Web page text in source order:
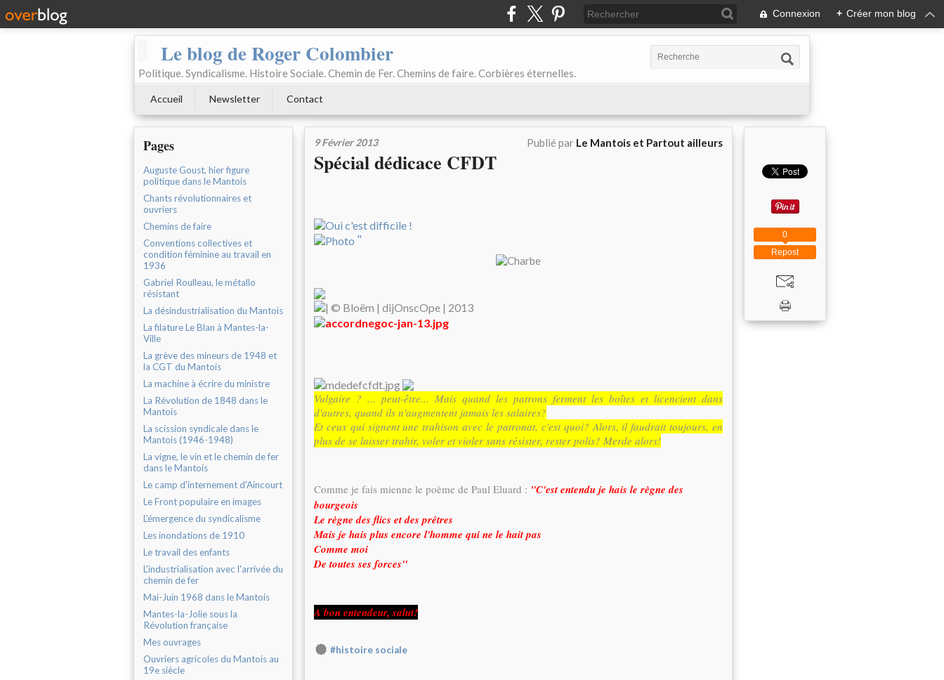
Connexion + Créer mon blog
Le blog de Roger Colombier
Politique. Syndicalisme. Histoire Sociale. Chemin de Fer. Chemins de faire. Corbières éternelles.
Accueil Newsletter Contact
Pages
Auguste Goust, hier figure
politique dans le Mantois
Chants révolutionnaires et
ouvriers
Chemins de faire
Conventions collectives et
condition féminine au travail en
1936
Gabriel Roulleau, le métallo
résistant
La désindustrialisation du Mantois
La filature Le Blan à Mantes-la-
Ville
La grève des mineurs de 1948 et
la CGT du Mantois
La machine à écrire du ministre
La Révolution de 1848 dans le
Mantois
La scission syndicale dans le
Mantois (1946-1948)
La vigne, le vin et le chemin de fer
dans le Mantois
Le camp d'internement d'Aincourt
Le Front populaire en images
L'émergence du syndicalisme
Les inondations de 1910
Le travail des enfants
L'industrialisation avec l'arrivée du
chemin de fer
Mai-Juin 1968 dans le Mantois
Mantes-la-Jolie sous la
Révolution française
Mes ouvrages
Ouvriers agricoles du Mantois au
19e siècle
9 Février 2013 Publié par Le Mantois et Partout ailleurs
Spécial dédicace CFDT
"
Vulgaire ? ... peut-être... Mais quand les patrons ferment les boîtes et licencient dans
d'autres, quand ils n'augmentent jamais les salaires?
Et ceux qui signent une trahison avec le patronat, c'est quoi? Alors, il faudrait toujours, en
plus de se laisser trahir, voler et violer sans résister, rester polis? Merde alors!
Comme je fais mienne le poème de Paul Eluard : "C'est entendu je hais le règne des
bourgeois
Le règne des flics et des prêtres
Mais je hais plus encore l'homme qui ne le hait pas
Comme moi
De toutes ses forces"
A bon entendeur, salut!
#histoire sociale
Repost
0